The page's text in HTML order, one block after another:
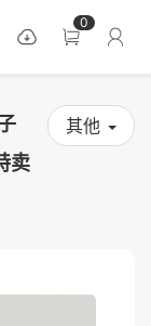
0
卖
其他